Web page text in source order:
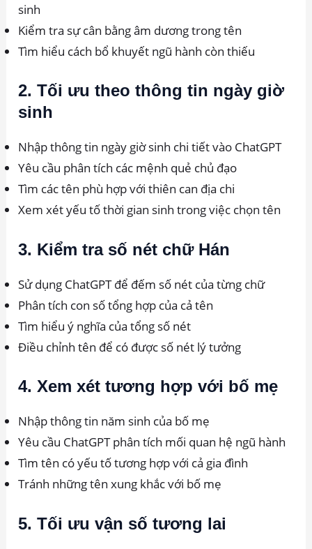
sinh
Kiểm tra sự cân bằng âm dương trong tên
Tìm hiểu cách bổ khuyết ngũ hành còn thiếu
2. Tối ưu theo thông tin ngày giờ
sinh
Nhập thông tin ngày giờ sinh chi tiết vào ChatGPT
Yêu cầu phân tích các mệnh quẻ chủ đạo
Tìm các tên phù hợp với thiên can địa chi
Xem xét yếu tố thời gian sinh trong việc chọn tên
3. Kiểm tra số nét chữ Hán
Sử dụng ChatGPT để đếm số nét của từng chữ
Phân tích con số tổng hợp của cả tên
Tìm hiểu ý nghĩa của tổng số nét
Điều chỉnh tên để có được số nét lý tưởng
4. Xem xét tương hợp với bố mẹ
Nhập thông tin năm sinh của bố mẹ
Yêu cầu ChatGPT phân tích mối quan hệ ngũ hành
Tìm tên có yếu tố tương hợp với cả gia đình
Tránh những tên xung khắc với bố mẹ
5. Tối ưu vận số tương lai